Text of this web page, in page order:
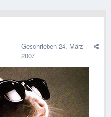
Geschrieben 24. März
2007